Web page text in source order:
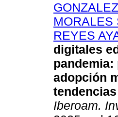
REYES
digitales
adopción
Iberoam.